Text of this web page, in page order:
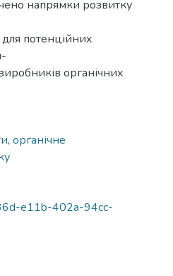
напрямки розвитку
потенційних
органічних
, органічне
e11b-402a-94cc-